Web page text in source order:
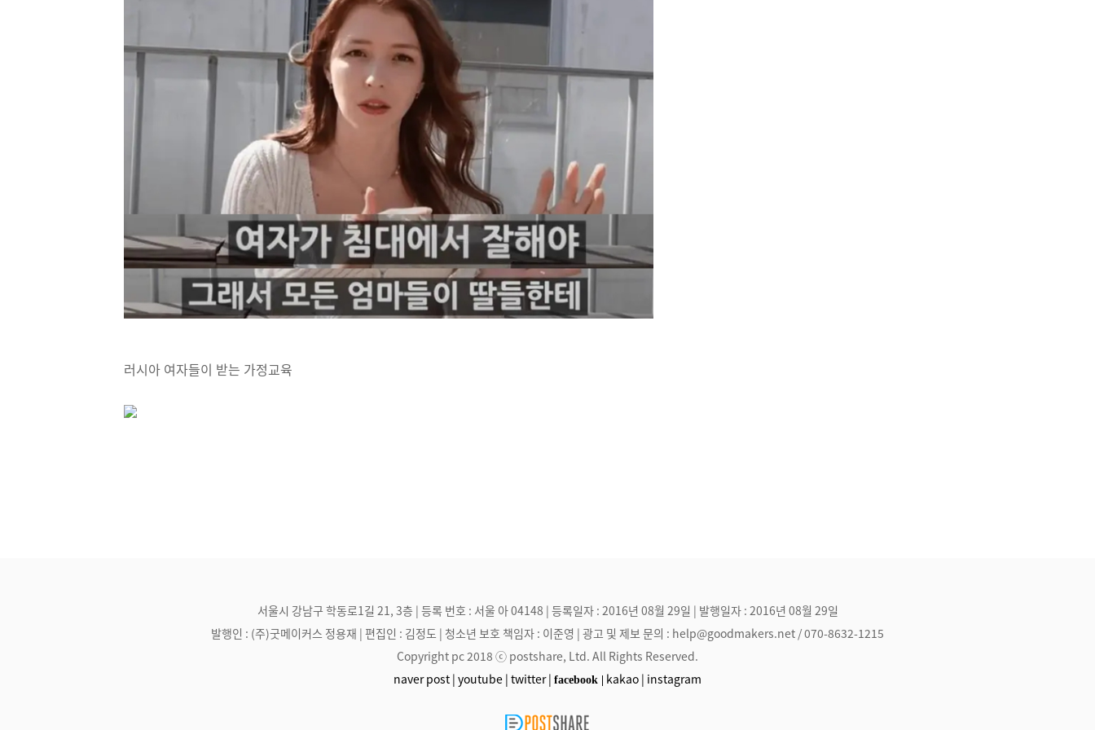
러시아 여자들이 받는 가정교육
서울시 강남구 학동로1길 21, 3층 | 등록 번호 : 서울 아 04148 | 등록일자 : 2016년 08월 29일 | 발행일자 : 2016년 08월 29일
발행인 : (주)굿메이커스 정용재 | 편집인 : 김정도 | 청소년 보호 책임자 : 이준영 | 광고 및 제보 문의 : help@goodmakers.net / 070-8632-1215
Copyright pc 2018 ⓒ postshare, Ltd. All Rights Reserved.
naver post | youtube | twitter | facebook | kakao | instagram